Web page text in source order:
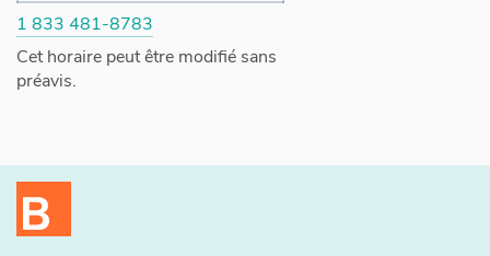
1 833 481-8783
Cet horaire peut être modifié sans
préavis.